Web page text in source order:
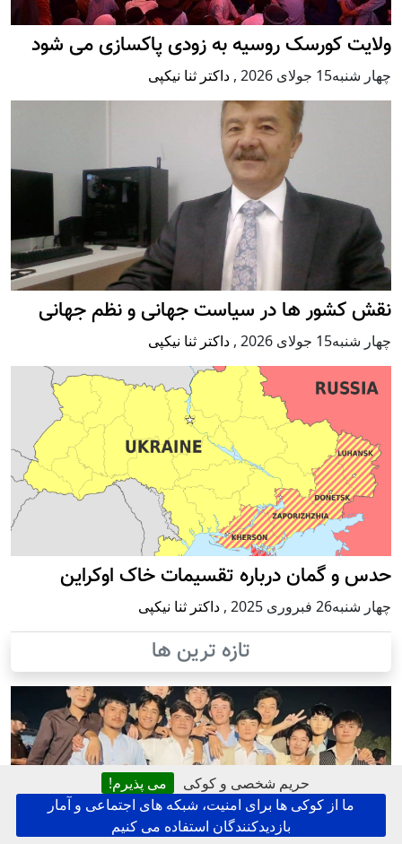
حریم شخصی و کوکی
می پذیرم!
ما از کوکی ها برای امنیت، شبکه های اجتماعی و آمار
بازدیدکنندگان استفاده می کنیم
ولایت کورسک روسیه به زودی پاکسازی می شود
چهار شنبه15 جولای 2026 , داکتر ثنا نیکپی
نقش کشور ها در سیاست جهانی و نظم جهانی
چهار شنبه15 جولای 2026 , داکتر ثنا نیکپی
حدس و گمان درباره تقسیمات خاک اوکراین
چهار شنبه26 فبروری 2025 , داکتر ثنا نیکپی
تازه ترین ها